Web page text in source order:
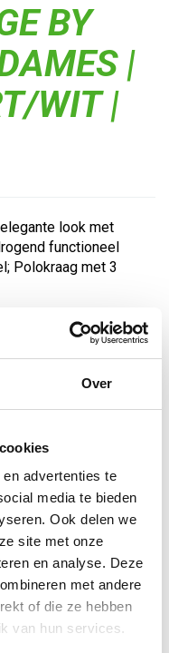
Over
advertenties te
media te bieden
Ook delen we
site met onze
en analyse. Deze
met andere
of die ze hebben
van hun services.
BY
|
WIT |
look met
functioneel
Polokraag met 3
BTW